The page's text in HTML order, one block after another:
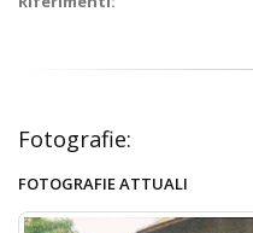
Fotografie:
FOTOGRAFIE ATTUALI